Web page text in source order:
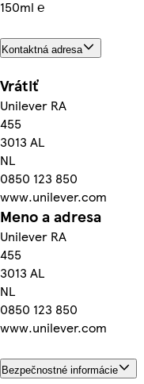
150ml ℮
Kontaktná adresa
Vrátiť
Unilever RA
455
3013 AL
NL
0850 123 850
www.unilever.com
Meno a adresa
Unilever RA
455
3013 AL
NL
0850 123 850
www.unilever.com
Bezpečnostné informácie